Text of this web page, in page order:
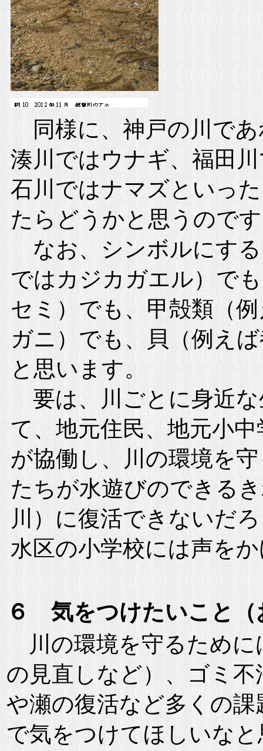
同様に、神戸の川で
湊川ではウナギ、福田
石川ではナマズといっ
たらどうかと思うので
なお、シンボルにす
ではカジカガエル）で
セミ）でも、甲殻類（
ガニ）でも、貝（例え
と思います。
要は、川ごとに身近
て、地元住民、地元小
が協働し、川の環境を
たちが水遊びのできる
川）に復活できないだ
水区の小学校には声を
６ 気をつけたいこと（
川の環境を守るために
の見直しなど）、ゴミ
や瀬の復活など多くの
で気をつけてほしいな